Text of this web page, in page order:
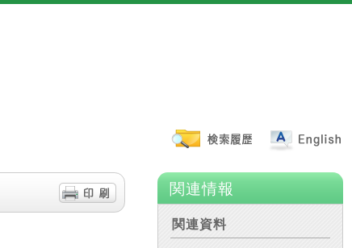
関連情報
関連資料